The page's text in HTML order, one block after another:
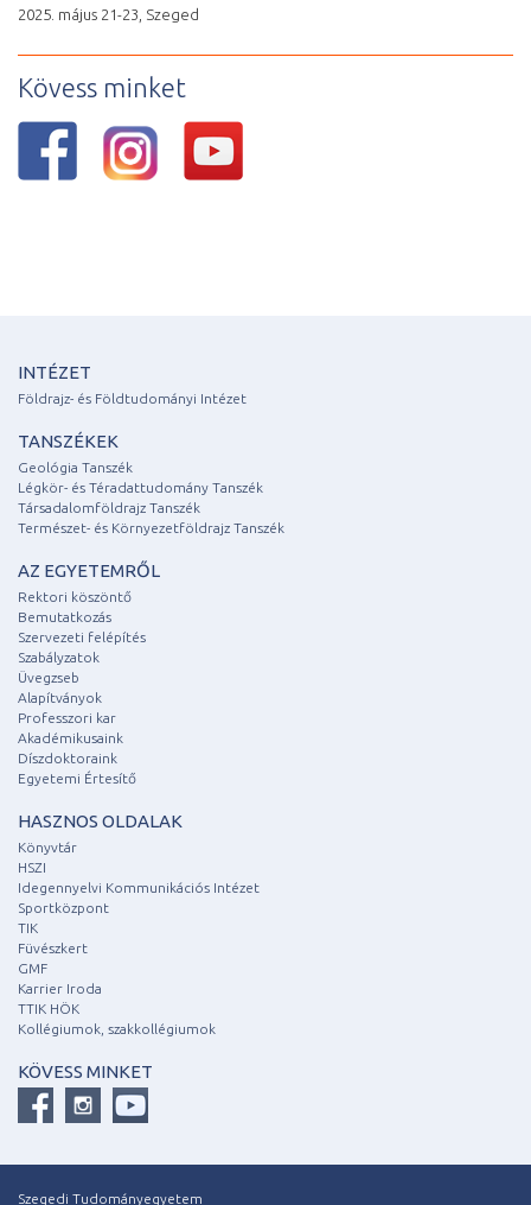
2025. május 21-23, Szeged
Kövess minket
INTÉZET
Földrajz- és Földtudományi Intézet
TANSZÉKEK
Geológia Tanszék
Légkör- és Téradattudomány Tanszék
Társadalomföldrajz Tanszék
Természet- és Környezetföldrajz Tanszék
AZ EGYETEMRŐL
Rektori köszöntő
Bemutatkozás
Szervezeti felépítés
Szabályzatok
Üvegzseb
Alapítványok
Professzori kar
Akadémikusaink
Díszdoktoraink
Egyetemi Értesítő
HASZNOS OLDALAK
Könyvtár
HSZI
Idegennyelvi Kommunikációs Intézet
Sportközpont
TIK
Füvészkert
GMF
Karrier Iroda
TTIK HÖK
Kollégiumok, szakkollégiumok
KÖVESS MINKET
Szegedi Tudományegyetem